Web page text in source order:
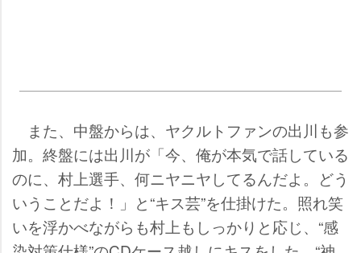
また、中盤からは、ヤクルトファンの出川も参
加。終盤には出川が「今、俺が本気で話している
のに、村上選手、何ニヤニヤしてるんだよ。どう
いうことだよ！」と“キス芸”を仕掛けた。照れ笑
いを浮かべながらも村上もしっかりと応じ、“感